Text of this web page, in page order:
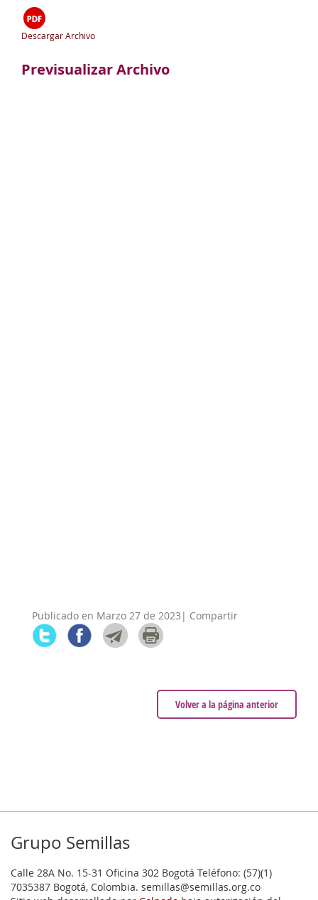
Descargar Archivo
Previsualizar Archivo
Publicado en Marzo 27 de 2023| Compartir
Volver a la página anterior
Grupo Semillas
Calle 28A No. 15-31 Oficina 302 Bogotá Teléfono: (57)(1)
7035387 Bogotá, Colombia. semillas@semillas.org.co